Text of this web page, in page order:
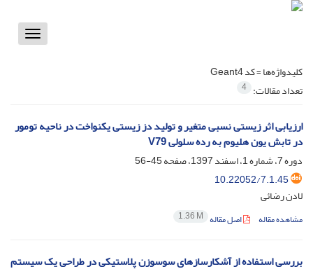
Toggle
کلیدواژه‌ها =کد Geant4
تعداد مقالات: 4
ارزیابی اثر زیستی نسبی متغیر و تولید دز زیستی یکنواخت در ناحیه تومور
در تابش یون هلیوم به رده سلولی V79
دوره 7، شماره 1، اسفند 1397، صفحه
45-56
10.22052/7.1.45
لادن رضائی
مشاهده مقاله اصل مقاله 1.36 M
بررسی استفاده از آشکارسازهای سوسوزن پلاستیکی در طراحی یک سیستم